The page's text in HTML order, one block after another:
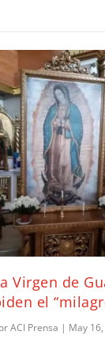
Virgen de
el
ACI Prensa | May